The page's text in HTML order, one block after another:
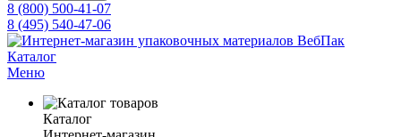
8 (800) 500-41-07
8 (495) 540-47-06
Каталог
Меню
Каталог